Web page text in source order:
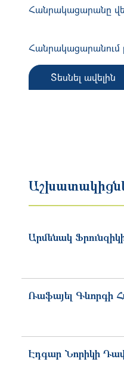
Հանրակացարանը
Հանրակացարանում
Տեսնել ավելին
Արմենակ
Ռաֆայել Գևորգի
Էդգար Նորիկի